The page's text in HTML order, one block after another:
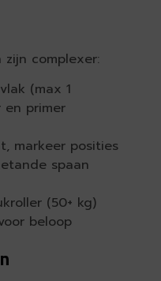
zijn complexer:
(max 1
en primer
markeer posities
spaan
(50+ kg)
beloop